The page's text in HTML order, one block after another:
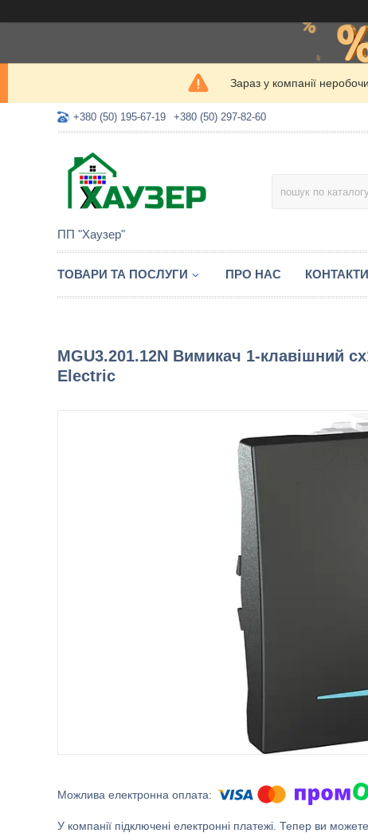
Зараз у компанії
+380 (50) 195-67-19 +380 (50) 297-82-60
ПП "Хаузер"
ТОВАРИ ТА ПОСЛУГИ ПРО НАС КОНТАКТИ
MGU3.201.12N Вимикач 1-клавішний
Electric
У компанії підключені електронні платежі. Тепер ви